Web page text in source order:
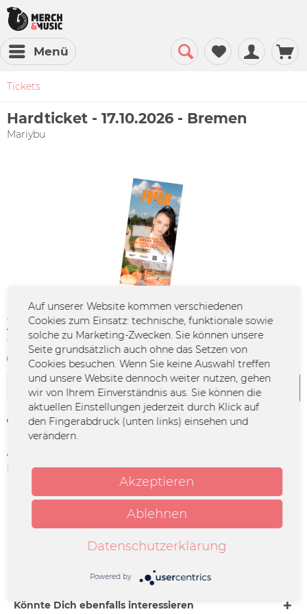
Menü
Tickets
Hardticket - 17.10.2026 - Bremen
Mariybu
30,00 € *
*inkl. MwSt.zzgl. Versandkosten
Sofort verfügbar | 3 - 4 Werktage
In den Warenkorb
Merken
Artikel-Nr.:
Herstellerinfo:
Merchcowboy GmbH & Co. KG
Friedrich-Ebert-Straße 7 | 48153
Münster |
19:00 Beginn: 20:00 (für evtl....mehr
Könnte Dich ebenfalls interessieren
Auf unserer Website kommen verschiedenen
Cookies zum Einsatz: technische, funktionale sowie
solche zu Marketing-Zwecken. Sie können unsere
Seite grundsätzlich auch ohne das Setzen von
Cookies besuchen. Wenn Sie keine Auswahl treffen
und unsere Website dennoch weiter nutzen, gehen
wir von Ihrem Einverständnis aus. Sie können die
aktuellen Einstellungen jederzeit durch Klick auf
den Fingerabdruck (unten links) einsehen und
verändern.
Akzeptieren
Ablehnen
Datenschutzerklärung
Powered by